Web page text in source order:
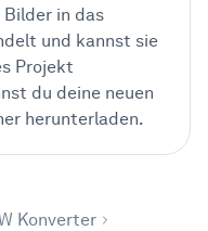
in das
und kannst sie
Projekt
du deine neuen
herunterladen.
Konverter